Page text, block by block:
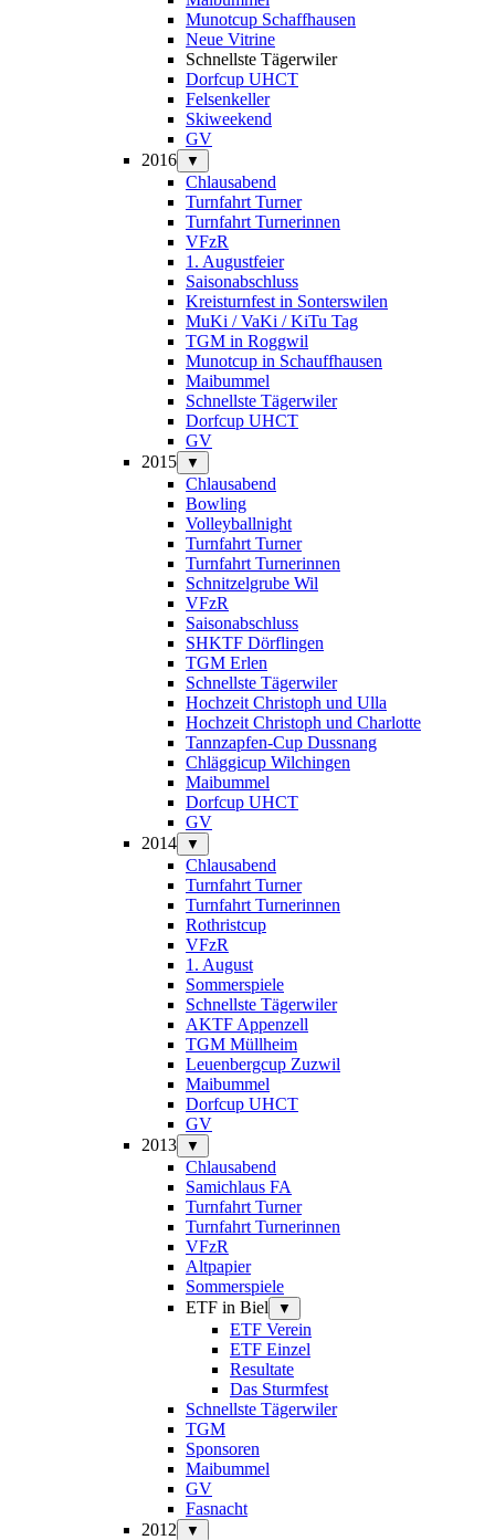
Munotcup Schaffhausen
Neue Vitrine
Schnellste Tägerwiler
Dorfcup UHCT
Felsenkeller
Skiweekend
GV
2016
▼
Chlausabend
Turnfahrt Turner
Turnfahrt Turnerinnen
VFzR
1. Augustfeier
Saisonabschluss
Kreisturnfest in Sonterswilen
MuKi / VaKi / KiTu Tag
TGM in Roggwil
Munotcup in Schauffhausen
Maibummel
Schnellste Tägerwiler
Dorfcup UHCT
GV
2015
▼
Chlausabend
Bowling
Volleyballnight
Turnfahrt Turner
Turnfahrt Turnerinnen
Schnitzelgrube Wil
VFzR
Saisonabschluss
SHKTF Dörflingen
TGM Erlen
Schnellste Tägerwiler
Hochzeit Christoph und Ulla
Hochzeit Christoph und Charlotte
Tannzapfen-Cup Dussnang
Chläggicup Wilchingen
Maibummel
Dorfcup UHCT
GV
2014
▼
Chlausabend
Turnfahrt Turner
Turnfahrt Turnerinnen
Rothristcup
VFzR
1. August
Sommerspiele
Schnellste Tägerwiler
AKTF Appenzell
TGM Müllheim
Leuenbergcup Zuzwil
Maibummel
Dorfcup UHCT
GV
2013
▼
Chlausabend
Samichlaus FA
Turnfahrt Turner
Turnfahrt Turnerinnen
VFzR
Altpapier
Sommerspiele
ETF in Biel
▼
ETF Verein
ETF Einzel
Resultate
Das Sturmfest
Schnellste Tägerwiler
TGM
Sponsoren
Maibummel
GV
Fasnacht
2012
▼